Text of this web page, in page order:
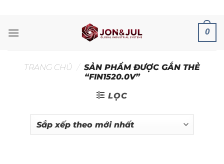
nội
0
TRANG CHỦ / SẢN PHẨM ĐƯỢC GẮN THẺ
“FIN1520.0V”
LỌC